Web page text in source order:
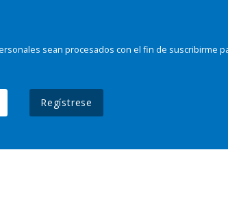
sean procesados con el fin de suscribirme
Regístrese